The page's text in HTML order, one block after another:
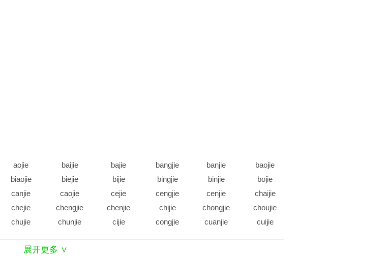
aojie baijie bajie bangjie banjie
baojie
biaojie biejie bijie bingjie binjie
bojie
canjie caojie cejie cengjie cenjie
chaijie
chejie chengjie chenjie chijie chongjie
choujie
chujie chunjie cijie congjie cuanjie
cuijie
dijie dingjie
展开更多 ∨